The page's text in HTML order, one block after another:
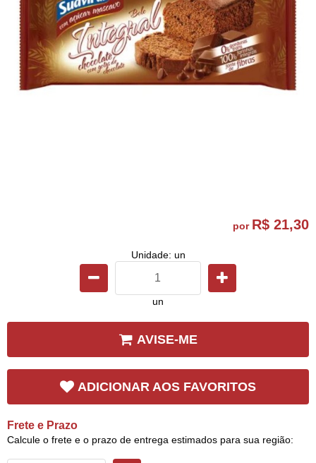
por R$ 21,30
Unidade: un
un
AVISE-ME
ADICIONAR AOS FAVORITOS
Frete e Prazo
Calcule o frete e o prazo de entrega estimados para sua região: